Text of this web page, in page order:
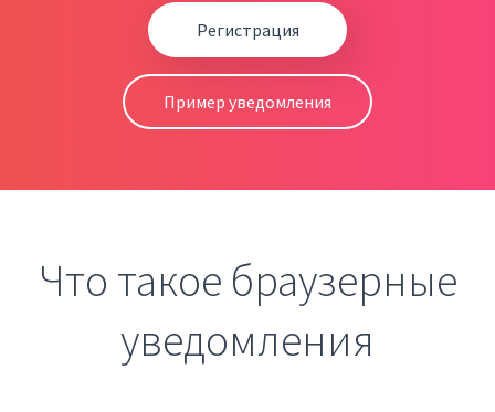
Регистрация
Пример уведомления
Что такое браузерные
уведомления